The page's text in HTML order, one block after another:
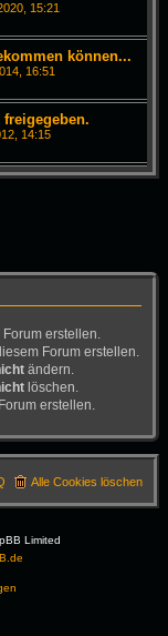
15:21
können...
16:51
14:15
erstellen.
Forum erstellen.
ändern.
löschen.
erstellen.
Alle Cookies löschen
Limited